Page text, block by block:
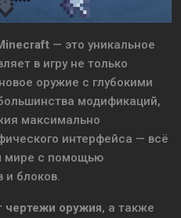
— это уникальное
в игру не только
оружие с глубокими
модификаций,
максимально
интерфейса — всё
мире с помощью
и блоков.
чертежи оружия, а также